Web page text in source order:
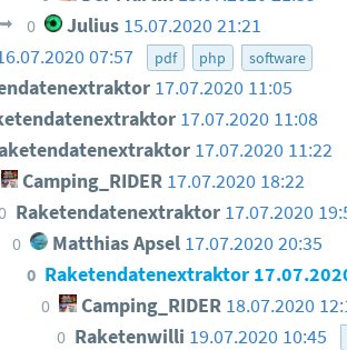
0 Julius 15.07.2020 21:21
07:57 pdf php software
17.07.2020 11:05
17.07.2020 11:08
17.07.2020 11:22
Camping_RIDER 17.07.2020 18:22
Raketendatenextraktor 17.07.2020
0 Matthias Apsel 17.07.2020 20:35
0 Raketendatenextraktor
0 Camping_RIDER 18.07.2020
0 Raketenwilli 19.07.2020 10:45